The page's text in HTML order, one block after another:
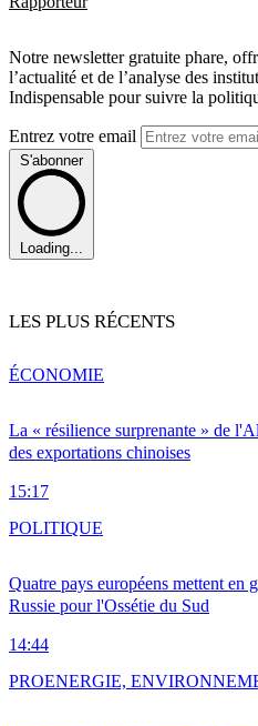
Notre newsletter gratuite phare,
l’actualité et de l’analyse des
Indispensable pour suivre la
Entrez votre email
S'abonner
Loading...
LES PLUS RÉCENTS
La « résilience surprenante » de
des exportations chinoises
15:17
ÉCONOMIE
Quatre pays européens mettent en
Russie pour l'Ossétie du Sud
14:44
POLITIQUE
PROENERGIE,